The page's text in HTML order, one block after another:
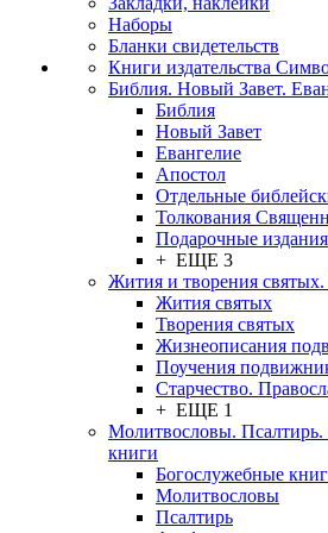
Наборы
Бланки свидетельств
Книги издательства
Библия. Новый Завет.
Библия
Новый Завет
Евангелие
Апостол
Отдельные
Толкования
Подарочные издания
+ ЕЩЕ 3
Жития и творения
Жития святых
Творения святых
Жизнеописания
Поучения
Старчество.
+ ЕЩЕ 1
Молитвословы.
книги
Богослужебные
Молитвословы
Псалтирь